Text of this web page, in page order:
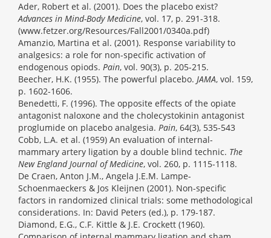
Ader, Robert et al. (2001). Does the placebo exist?
Advances in Mind-Body Medicine, vol. 17, p. 291-318.
(www.fetzer.org/Resources/Fall2001/0340a.pdf)
Amanzio, Martina et al. (2001). Response variability to
analgesics: a role for non-specific activation of
endogenous opiods. Pain, vol. 90(3), p. 205-215.
Beecher, H.K. (1955). The powerful placebo. JAMA, vol. 159,
p. 1602-1606.
Benedetti, F. (1996). The opposite effects of the opiate
antagonist naloxone and the cholecystokinin antagonist
proglumide on placebo analgesia. Pain, 64(3), 535-543
Cobb, L.A. et al. (1959) An evaluation of internal-
mammary artery ligation by a double blind technic. The
New England Journal of Medicine, vol. 260, p. 1115-1118.
De Craen, Anton J.M., Angela J.E.M. Lampe-
Schoenmaeckers & Jos Kleijnen (2001). Non-specific
factors in randomized clinical trials: some methodological
considerations. In: David Peters (ed.), p. 179-187.
Diamond, E.G., C.F. Kittle & J.E. Crockett (1960).